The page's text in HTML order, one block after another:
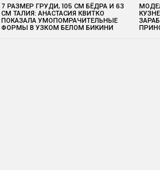
7 РАЗМЕР ГРУДИ, 105 СМ БЁДРА И 63
СМ ТАЛИЯ: АНАСТАСИЯ КВИТКО
ПОКАЗАЛА УМОПОМРАЧИТЕЛЬНЫЕ
ФОРМЫ В УЗКОМ БЕЛОМ БИКИНИ